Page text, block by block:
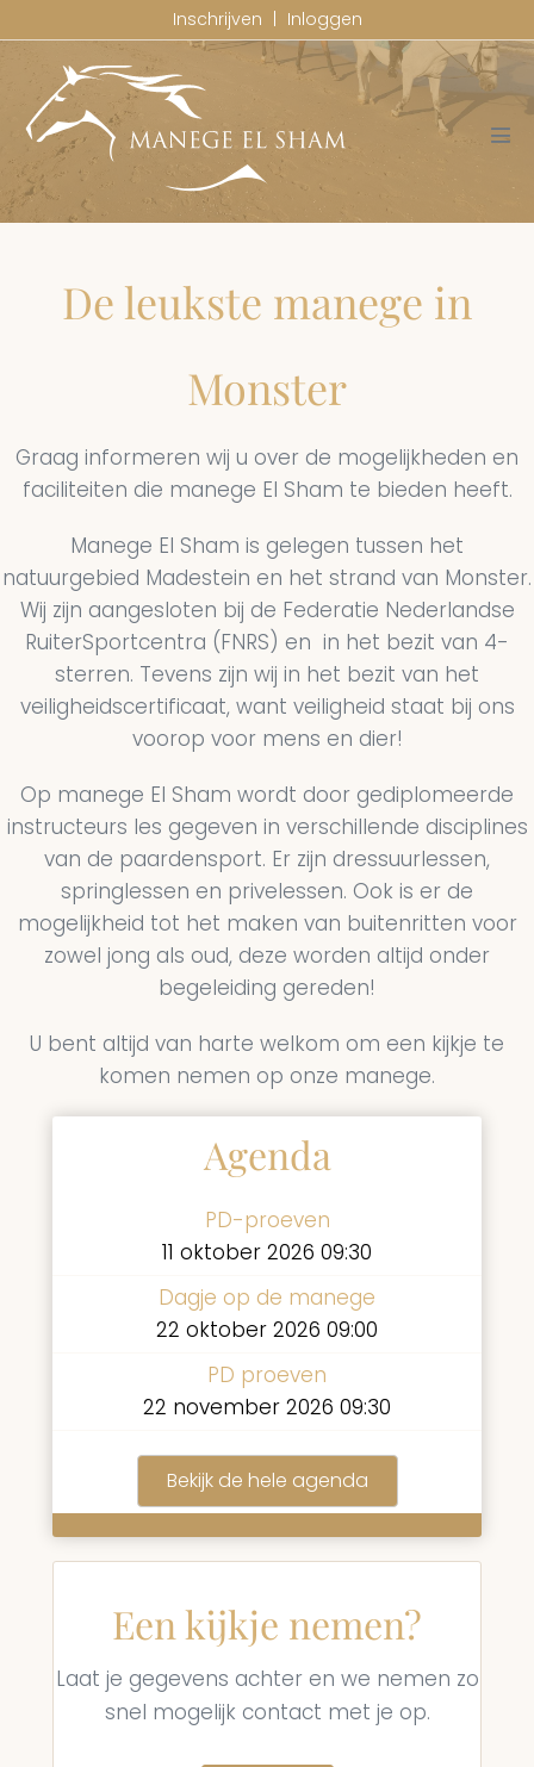
naar
inhoud
Inschrijven Inloggen
De leukste manege in
Monster
Graag informeren wij u over de mogelijkheden en
faciliteiten die manege El Sham te bieden heeft.
Manege El Sham is gelegen tussen het
natuurgebied Madestein en het strand van Monster.
Wij zijn aangesloten bij de Federatie Nederlandse
RuiterSportcentra (FNRS) en in het bezit van 4-
sterren. Tevens zijn wij in het bezit van het
veiligheidscertificaat, want veiligheid staat bij ons
voorop voor mens en dier!
Op manege El Sham wordt door gediplomeerde
instructeurs les gegeven in verschillende disciplines
van de paardensport. Er zijn dressuurlessen,
springlessen en privelessen. Ook is er de
mogelijkheid tot het maken van buitenritten voor
zowel jong als oud, deze worden altijd onder
begeleiding gereden!
U bent altijd van harte welkom om een kijkje te
komen nemen op onze manege.
Agenda
PD-proeven
11 oktober 2026 09:30
Dagje op de manege
22 oktober 2026 09:00
PD proeven
22 november 2026 09:30
Bekijk de hele agenda
Een kijkje nemen?
Laat je gegevens achter en we nemen zo
snel mogelijk contact met je op.